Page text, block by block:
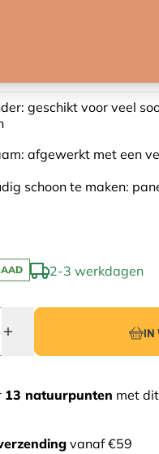
geschikt voor veel
afgewerkt met een
schoon te maken:
2-3 werkdagen
IN
13 natuurpunten met
vanaf €59